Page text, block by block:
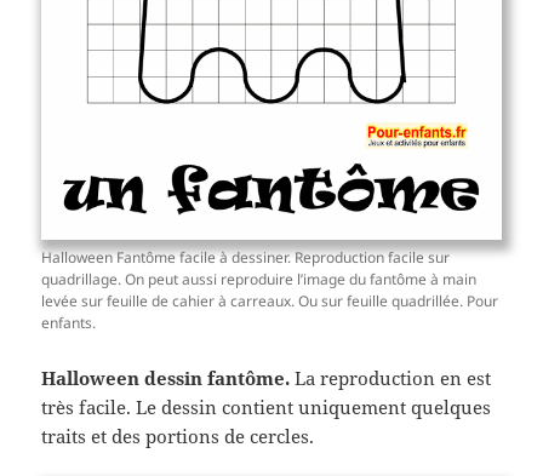
Halloween Fantôme facile à dessiner. Reproduction facile sur
quadrillage. On peut aussi reproduire l’image du fantôme à main
levée sur feuille de cahier à carreaux. Ou sur feuille quadrillée. Pour
enfants.
Halloween dessin fantôme. La reproduction en est
très facile. Le dessin contient uniquement quelques
traits et des portions de cercles.